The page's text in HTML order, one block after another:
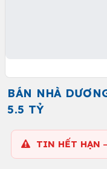
BÁN NHÀ
5.5 TỶ
TIN HẾT HẠN